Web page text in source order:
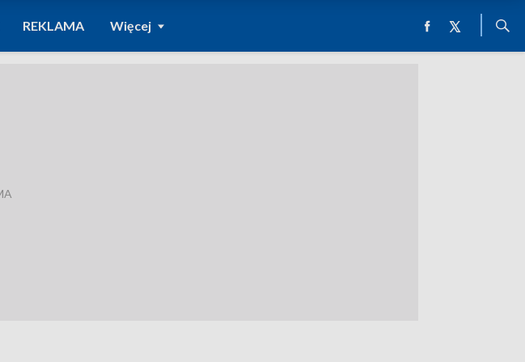
REKLAMA Więcej